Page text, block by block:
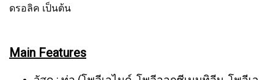
ดรอลิค เป็นต้น
Main Features